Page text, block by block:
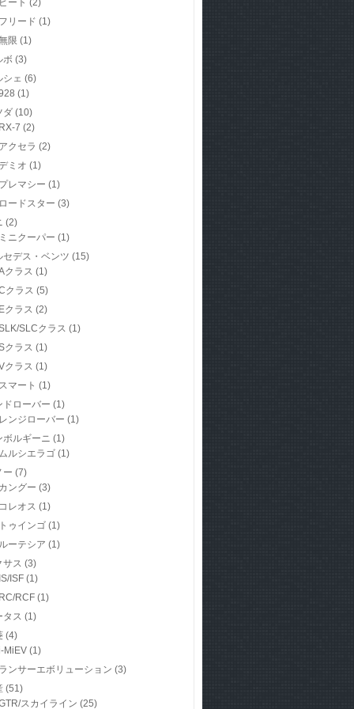
ビート (2)
フリード (1)
限 (1)
ボ (3)
シェ (6)
(1)
ダ (10)
RX-7 (2)
アクセラ (2)
ミオ (1)
プレマシー (1)
ロードスター (3)
(2)
ミニクーパー (1)
セデス・ベンツ (15)
クラス (1)
クラス (5)
Eクラス (2)
SLCクラス (1)
クラス (1)
クラス (1)
スマート (1)
ドローバー (1)
レンジローバー (1)
ボルギーニ (1)
ムルシエラゴ (1)
ー (7)
カングー (3)
コレオス (1)
トゥインゴ (1)
ルーテシア (1)
サス (3)
IS/ISF (1)
RC/RCF (1)
タス (1)
(4)
MiEV (1)
ランサーエボリューション (3)
(51)
スカイライン (25)